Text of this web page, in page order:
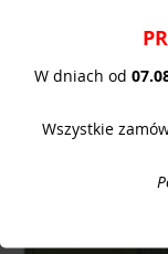
W dniach od
Wszystkie